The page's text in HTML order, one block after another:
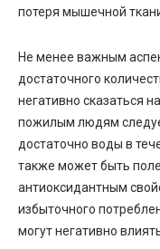
потеря мышечной
Не менее важным
достаточного
негативно сказаться
пожилым людям
достаточно воды в
также может быть
антиоксидантным
избыточного
могут негативно